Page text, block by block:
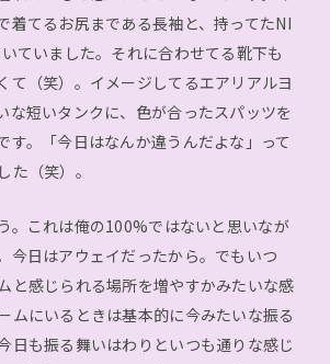
着てるお尻まである長袖と、持ってたNI
ていました。それに合わせてる靴下も
て（笑）。イメージしてるエアリアルヨ
な短いタンクに、色が合ったスパッツを
す。「今日はなんか違うんだよな」って
た（笑）。
。これは俺の100%ではないと思いなが
今日はアウェイだったから。でもいつ
と感じられる場所を増やすかみたいな感
ムにいるときは基本的に今みたいな振る
日も振る舞いはわりといつも通りな感じ